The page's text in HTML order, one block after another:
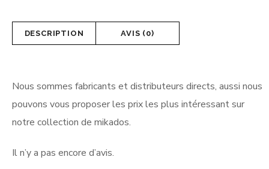
DESCRIPTION AVIS (0)
Nous sommes fabricants et distributeurs directs, aussi nous
pouvons vous proposer les prix les plus intéressant sur
notre collection de mikados.
Il n’y a pas encore d’avis.